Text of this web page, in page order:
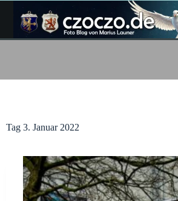
Inhalt
springen
Tag 3. Januar 2022